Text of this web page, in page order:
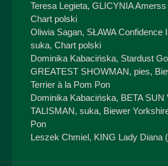
Teresa Legieta, GLICYNIA
Chart polski
Oliwia Sagan, SŁAWA Confidence
suka, Chart polski
Dominika Kabacińska, Stardust
GREATEST SHOWMAN, pies,
Terrier à la Pom Pon
Dominika Kabacińska, BETA SUN
TALISMAN, suka, Biewer
Pon
Leszek Chmiel, KING Lady Diana